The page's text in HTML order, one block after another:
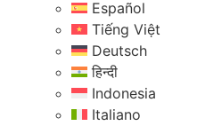
Español
Tiếng Việt
Deutsch
हिन्दी
Indonesia
Italiano